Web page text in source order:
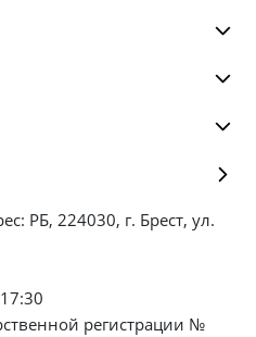
РБ, 224030, г. Брест, ул.
регистрации №